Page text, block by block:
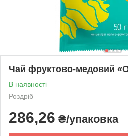
Чай фруктово-медовий
В наявності
Роздріб
286,26 ₴/упаковка